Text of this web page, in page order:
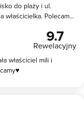
do plaży i ul.
właścicielka. Polecam
9.7
Rewelacyjny
właściciel mili i